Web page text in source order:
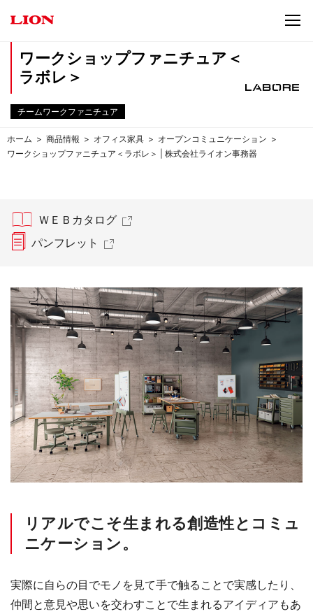
ワークショップファニチュア＜
ラボレ＞
チームワークファニチュア
ホーム 商品情報 オフィス家具
オープンコミュニケーション
ワークショップファニチュア＜ラボレ＞ | 株式会社ライオン事務器
ＷＥＢカタログ
パンフレット
リアルでこそ生まれる創造性とコミュ
ニケーション。
実際に自らの目でモノを見て手で触ることで実感したり、
仲間と意見や思いを交わすことで生まれるアイディアもあ